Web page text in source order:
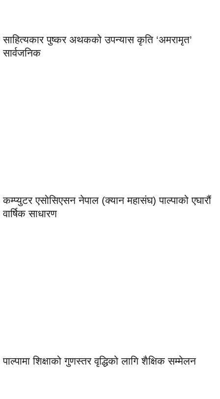
साहित्यकार पुष्कर अथकको उपन्यास कृति ‘अमरामृत’
सार्वजनिक
कम्प्युटर एसोसिएसन नेपाल (क्यान महासंघ) पाल्पाको एघारौं
वार्षिक साधारण
पाल्पामा शिक्षाको गुणस्तर वृद्धिको लागि शैक्षिक सम्मेलन